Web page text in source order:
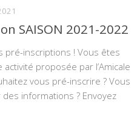
SAISON 2021-2022
pré-inscriptions ! Vous êtes
proposée par l’Amicale
vous pré-inscrire ? Vous
informations ? Envoyez